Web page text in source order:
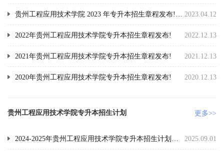
2023.04.12
2022年贵州工程应用技术学院专升本招生章程发布! 2022.12.13
​2021年贵州工程应用技术学院专升本招生章程发布! 2021.12.13
2020年贵州工程应用技术学院专升本招生章程发布! 2020.12.13
贵州工程应用技术学院专升本招生计划 更多>>
2025.09.01